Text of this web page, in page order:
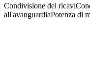
Condivisione dei ricavi
all'avanguardiaPotenza di